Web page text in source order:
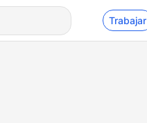
Trabajar